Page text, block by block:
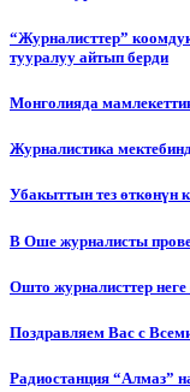
“Журналисттер”
тууралуу айтып берди
Монголияда
Журналистика
Убакыттын тез өткөнүн
В Оше журналисты
Ошто журналисттер неге
Поздравляем Вас с
Радиостанция “Алмаз”